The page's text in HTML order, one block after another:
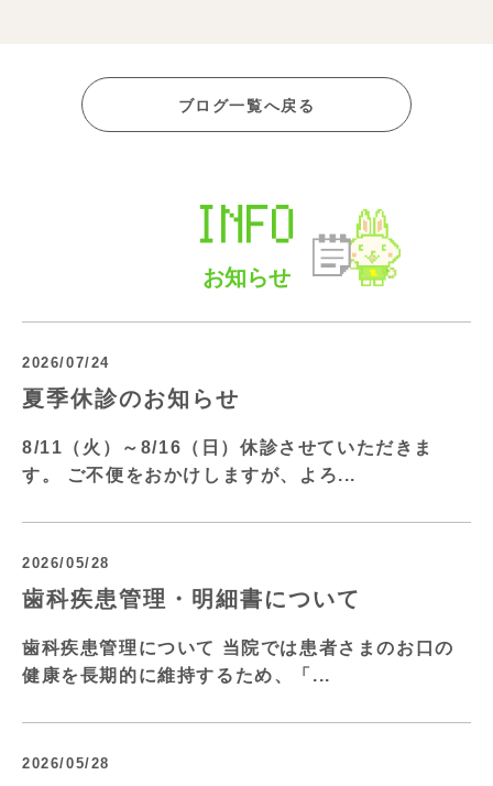
ブログ一覧へ戻る
INFO
お知らせ
2026/07/24
夏季休診のお知らせ
8/11（火）～8/16（日）休診させていただきま
す。 ご不便をおかけしますが、よろ...
2026/05/28
歯科疾患管理・明細書について
歯科疾患管理について 当院では患者さまのお口の
健康を長期的に維持するため、「...
2026/05/28